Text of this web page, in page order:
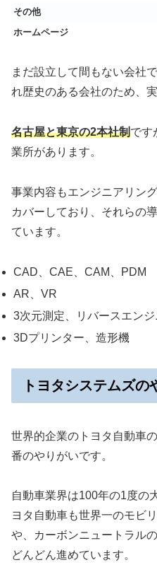
その他
ホームページ
まだ設立して間もない会社
れ歴史のある会社のため、
名古屋と東京の2本社制です
業所があります。
事業内容もエンジニアリン
カバーしており、それらの
ています。
CAD、CAE、CAM、PDM
AR、VR
3次元測定、リバースエン
3Dプリンター、造形機
トヨタシステムズの
世界的企業のトヨタ自動車
番のやりがいです。
自動車業界は100年の1度の
ヨタ自動車も世界一のモビ
や、カーボンニュートラル
どんどん進めています。